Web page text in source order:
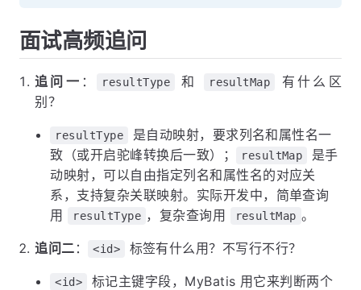
面试高频追问
追问一 ： resultType 和 resultMap
有什么区
别？
resultType
是自动映射，要求列名和属性名一
致（或开启驼峰转换后一致）；
resultMap
是手
动映射，可以自由指定列名和属性名的对应关
系，支持复杂关联映射。实际开发中，简单查询
用
resultType ，复杂查询用 resultMap 。
追问二 ： <id> 标签有什么用？不写行不行？
<id>
标记主键字段，MyBatis 用它来判断两个